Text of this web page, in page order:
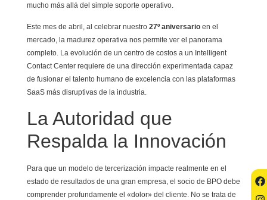
mucho más allá del simple soporte operativo.
Este mes de abril, al celebrar nuestro 27º aniversarioen el
mercado, la madurez operativa nos permite ver el panorama
completo. La evolución de un centro de costos a un Intelligent
Contact Center requiere de una dirección experimentada capaz
de fusionar el talento humano de excelencia con las plataformas
SaaS más disruptivas de la industria.
La Autoridad que
Respalda la Innovación
Para que un modelo de tercerización impacte realmente en el
estado de resultados de una gran empresa, el socio de BPO debe
comprender profundamente el «dolor» del cliente. No se trata de